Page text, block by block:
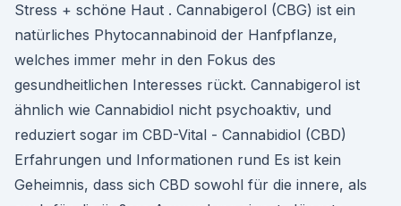
Stress + schöne Haut . Cannabigerol (CBG) ist ein
natürliches Phytocannabinoid der Hanfpflanze,
welches immer mehr in den Fokus des
gesundheitlichen Interesses rückt. Cannabigerol ist
ähnlich wie Cannabidiol nicht psychoaktiv, und
reduziert sogar im CBD-Vital - Cannabidiol (CBD)
Erfahrungen und Informationen rund Es ist kein
Geheimnis, dass sich CBD sowohl für die innere, als